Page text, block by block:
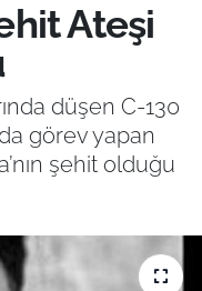
Ateşi
düşen C-130
görev yapan
şehit olduğu